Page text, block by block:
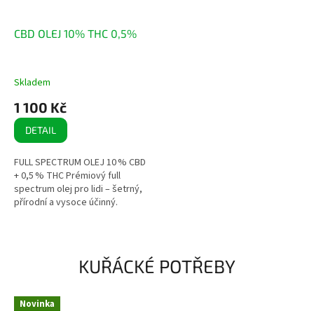
CBD OLEJ 10% THC 0,5%
Skladem
1 100 Kč
DETAIL
FULL SPECTRUM OLEJ 10 % CBD
+ 0,5 % THC Prémiový full
spectrum olej pro lidi – šetrný,
přírodní a vysoce účinný.
KUŘÁCKÉ POTŘEBY
Novinka